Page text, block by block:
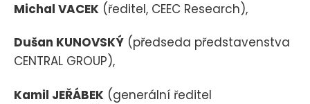
Michal VACEK (ředitel, CEEC Research),
Dušan KUNOVSKÝ (předseda představenstva
CENTRAL GROUP),
Kamil JEŘÁBEK (generální ředitel